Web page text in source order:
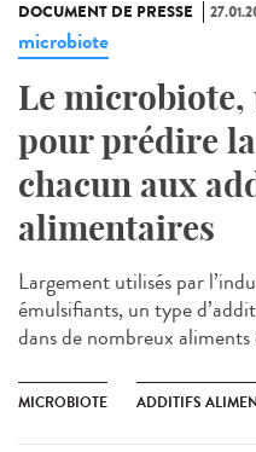
DOCUMENT DE PRESSE
microbiote
Le
pour prédire
chacun aux
alimentaires
Largement utilisés par
émulsifiants, un type
dans de nombreux
MICROBIOTE ADDITIFS